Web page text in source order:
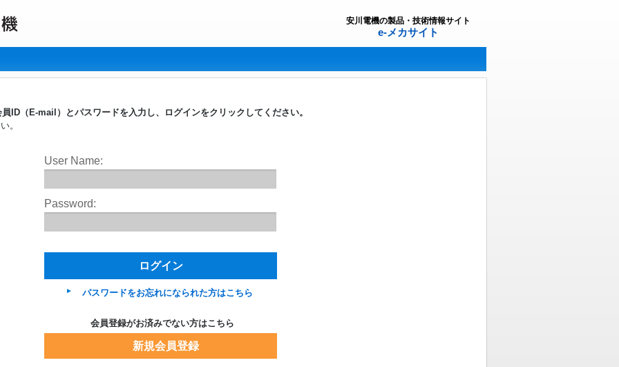
安川電機の製品・技術情報サイト
e-メカサイト
ID（E-mail）とパスワードを入力し、ログインをクリックしてください。
。
User Name:
Password:
パスワードをお忘れになられた方はこちら
会員登録がお済みでない方はこちら
新規会員登録